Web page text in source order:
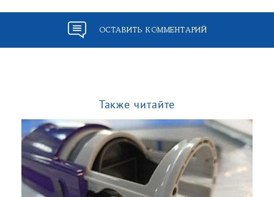
ОСТАВИТЬ КОММЕНТАРИЙ
Также читайте